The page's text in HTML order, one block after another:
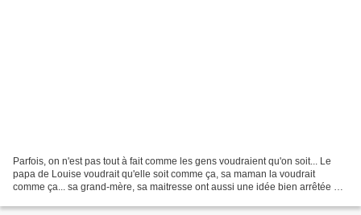
Parfois, on n'est pas tout à fait comme les gens voudraient qu'on soit... Le
papa de Louise voudrait qu'elle soit comme ça, sa maman la voudrait
comme ça... sa grand-mère, sa maitresse ont aussi une idée bien arrêtée de